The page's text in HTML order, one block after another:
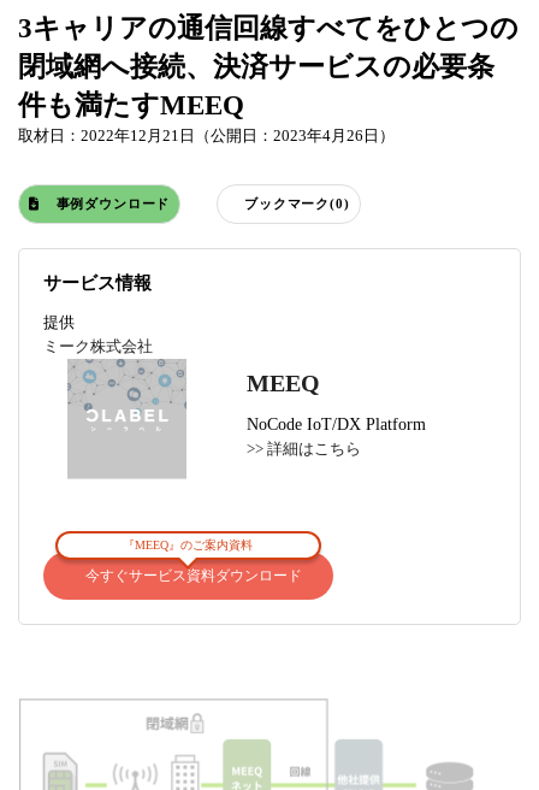
3キャリアの通信回線すべてをひとつの
閉域網へ接続、決済サービスの必要条
件も満たすMEEQ
取材日：2022年12月21日（公開日：2023年4月26日）
事例ダウンロード ブックマーク(0)
サービス情報
提供
ミーク株式会社
MEEQ
NoCode IoT/DX Platform
>> 詳細はこちら
『MEEQ』のご案内資料
今すぐサービス資料ダウンロード